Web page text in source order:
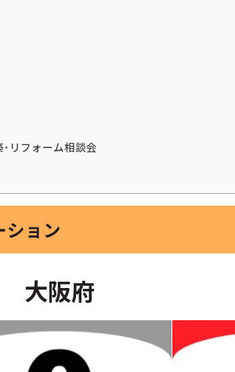
リフォーム相談会
ション
大阪府